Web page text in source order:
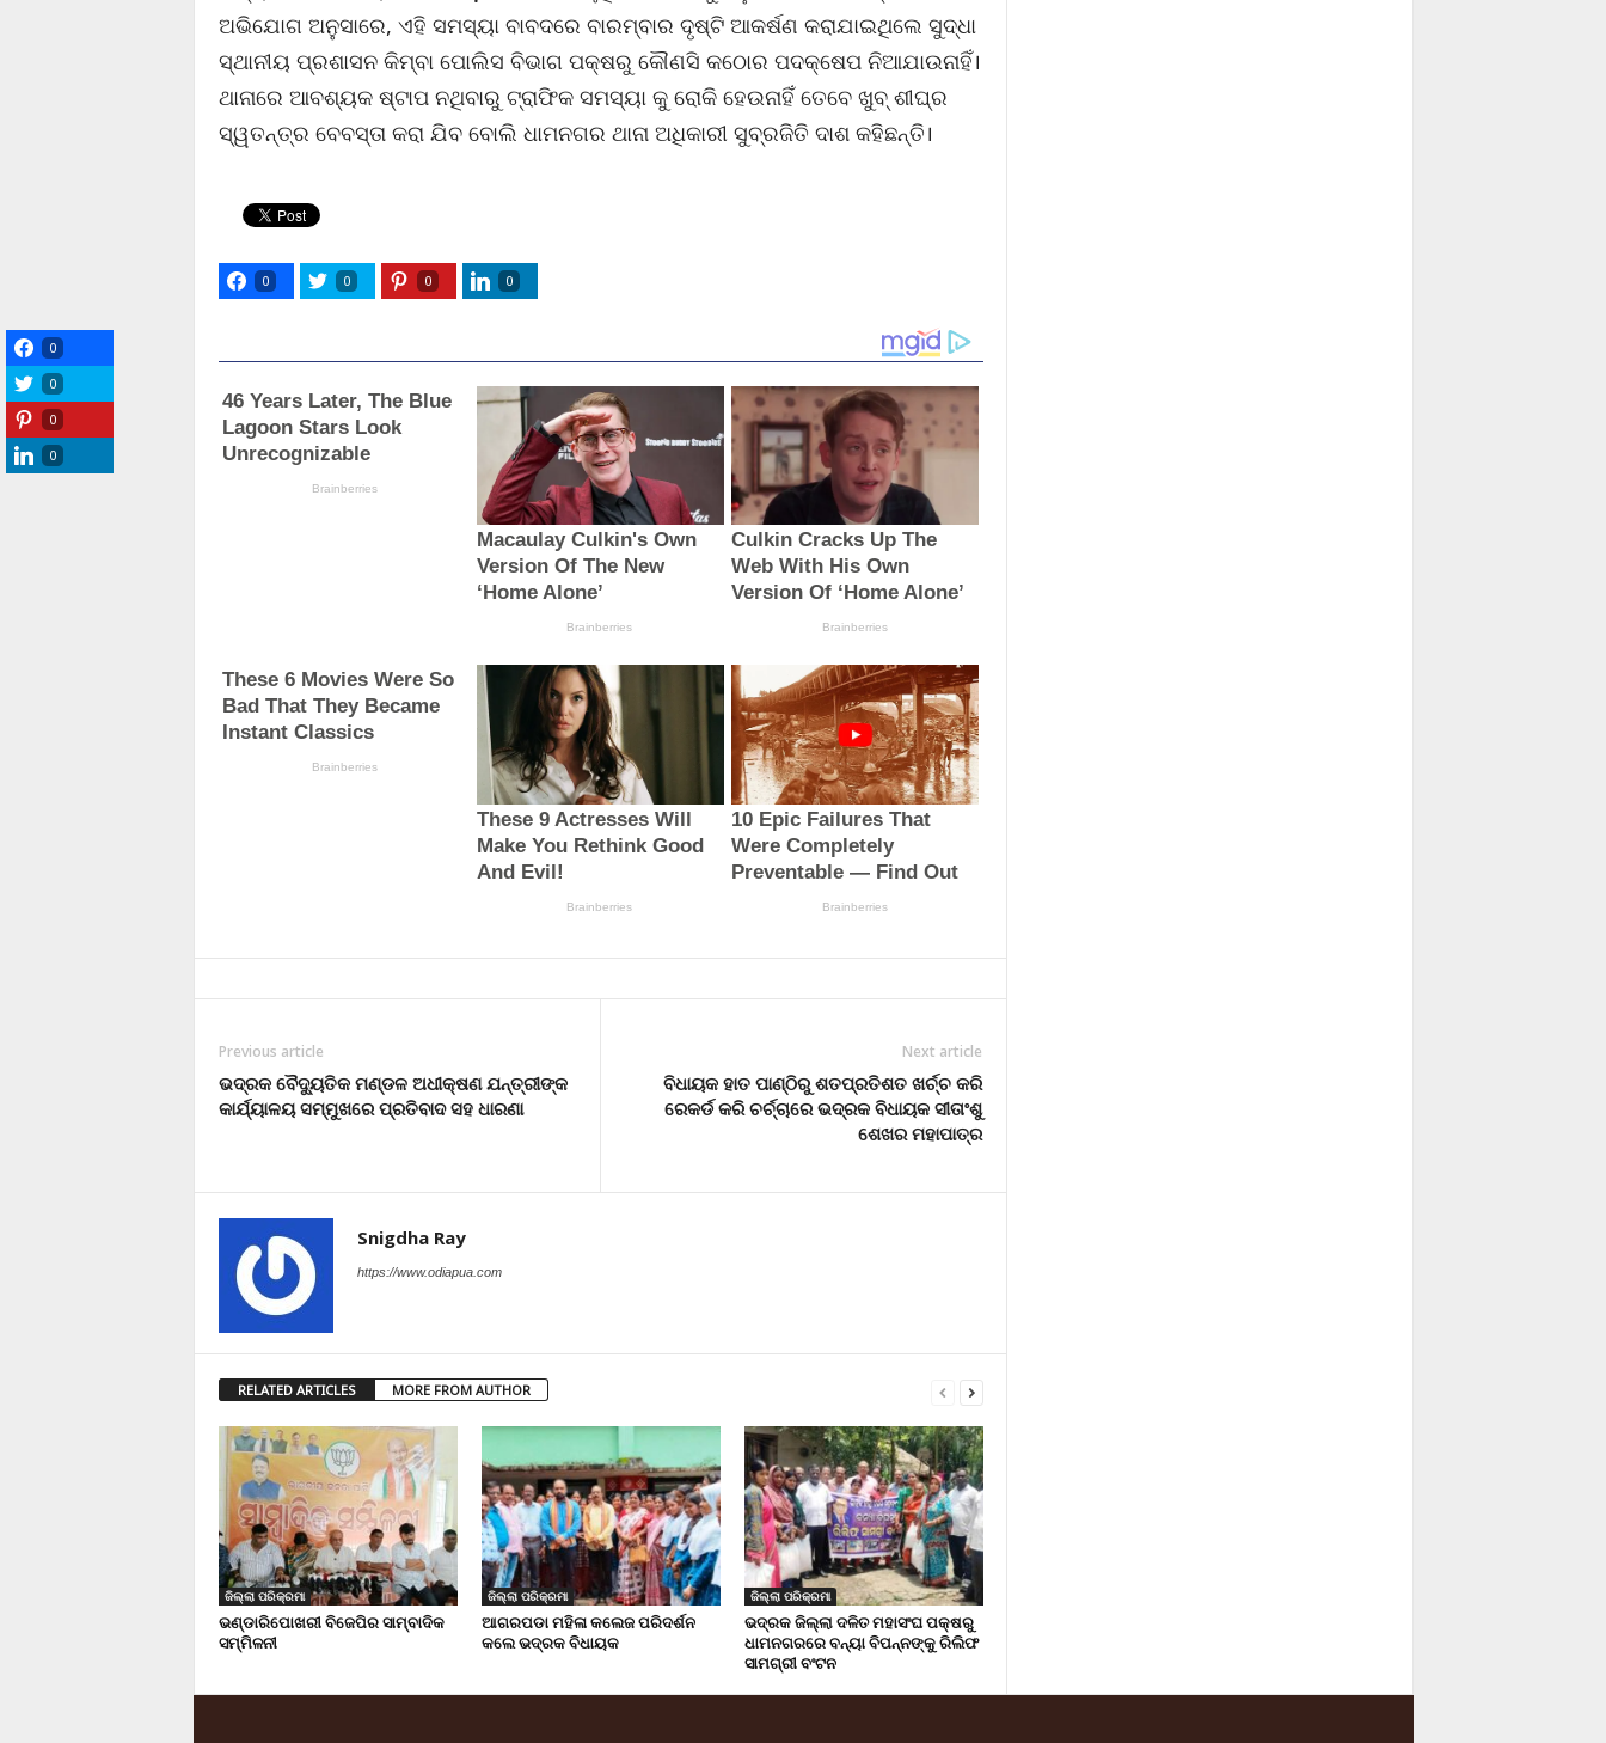
ଅଭିଯୋଗ ଅନୁସାରେ, ଏହି ସମସ୍ୟା ବାବଦରେ ବାରମ୍ବାର ଦୃଷ୍ଟି ଆକର୍ଷଣ କରାଯାଇଥିଲେ ସୁଦ୍ଧା
ସ୍ଥାନୀୟ ପ୍ରଶାସନ କିମ୍ବା ପୋଲିସ ବିଭାଗ ପକ୍ଷରୁ କୌଣସି କଠୋର ପଦକ୍ଷେପ ନିଆଯାଉନାହିଁ।
ଥାନାରେ ଆବଶ୍ୟକ ଷ୍ଟାପ ନଥିବାରୁ ଟ୍ରାଫିକ ସମସ୍ୟା କୁ ରୋକି ହେଉନାହିଁ ତେବେ ଖୁବ୍ ଶୀଘ୍ର
ସ୍ୱତନ୍ତ୍ର ବେବସ୍ତା କରା ଯିବ ବୋଲି ଧାମନଗର ଥାନା ଅଧିକାରୀ ସୁବ୍ରଜିତି ଦାଶ କହିଛନ୍ତି।
0 0 0 0
Previous article
ଭଦ୍ରକ ବୈଦ୍ୟୁତିକ ମଣ୍ଡଳ ଅଧୀକ୍ଷଣ ଯନ୍ତ୍ରୀଙ୍କ
କାର୍ଯ୍ୟାଳୟ ସମ୍ମୁଖରେ ପ୍ରତିବାଦ ସହ ଧାରଣା
Next article
ବିଧାୟକ ହାତ ପାଣ୍ଠିରୁ ଶତପ୍ରତିଶତ ଖର୍ଚ୍ଚ କରି
ରେକର୍ଡ କରି ଚର୍ଚ୍ଚାରେ ଭଦ୍ରକ ବିଧାୟକ ସୀତାଂଶୁ
ଶେଖର ମହାପାତ୍ର
Snigdha Ray
https://www.odiapua.com
RELATED ARTICLES MORE FROM AUTHOR
ଜିଲ୍ଲା ପରିକ୍ରମା
ଭଣ୍ଡାରିପୋଖରୀ ବିଜେପିର ସାମ୍ବାଦିକ
ସମ୍ମିଳନୀ
ଜିଲ୍ଲା ପରିକ୍ରମା
ଆଗରପଡା ମହିଳା କଲେଜ ପରିଦର୍ଶନ
କଲେ ଭଦ୍ରକ ବିଧାୟକ
ଜିଲ୍ଲା ପରିକ୍ରମା
ଭଦ୍ରକ ଜିଲ୍ଲା ଦଳିତ ମହାସଂଘ ପକ୍ଷରୁ
ଧାମନଗରରେ ବନ୍ୟା ବିପନ୍ନଙ୍କୁ ରିଲିଫ
ସାମଗ୍ରୀ ବଂଟନ
0
0
0
0